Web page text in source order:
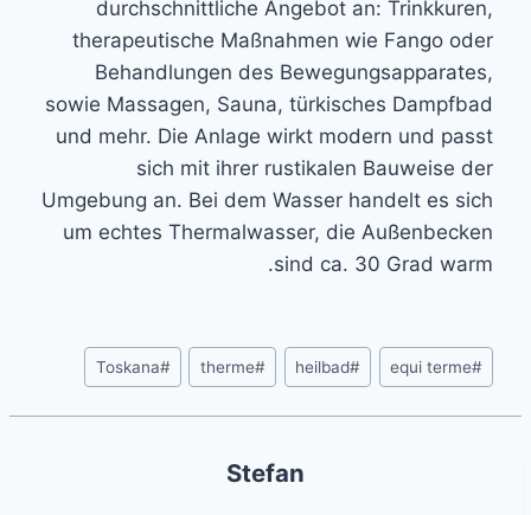
durchschnittliche Angebot an: Trinkkuren,
therapeutische Maßnahmen wie Fango oder
Behandlungen des Bewegungsapparates,
sowie Massagen, Sauna, türkisches Dampfbad
und mehr. Die Anlage wirkt modern und passt
sich mit ihrer rustikalen Bauweise der
Umgebung an. Bei dem Wasser handelt es sich
um echtes Thermalwasser, die Außenbecken
sind ca. 30 Grad warm.
Post
Tags:
#
equi terme
#
heilbad
#
therme
#
Toskana
Stefan